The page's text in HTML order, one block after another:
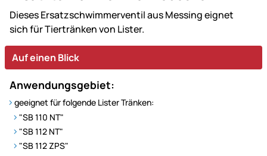
Dieses Ersatzschwimmerventil aus Messing eignet
sich für Tiertränken von Lister.
Auf einen Blick
Anwendungsgebiet:
geeignet für folgende Lister Tränken:
"SB 110 NT"
"SB 112 NT"
"SB 112 ZPS"